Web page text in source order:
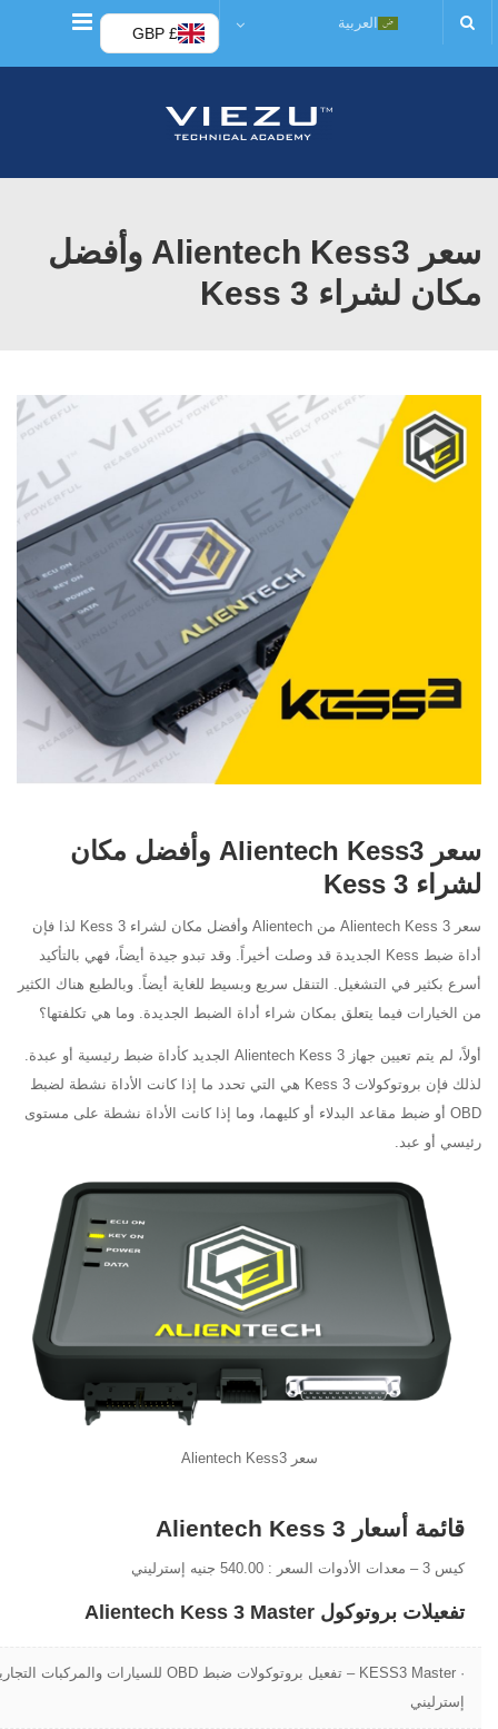
قائمة £ GBP
العربية
سعر Alientech Kess3 وأفضل
مكان لشراء Kess 3
سعر Alientech Kess3 وأفضل مكان
لشراء Kess 3
سعر Alientech Kess 3 من Alientech وأفضل مكان لشراء Kess 3 لذا فإن
أداة ضبط Kess الجديدة قد وصلت أخيراً. وقد تبدو جيدة أيضاً، فهي بالتأكيد
أسرع بكثير في التشغيل. التنقل سريع وبسيط للغاية أيضاً. وبالطبع هناك الكثير
من الخيارات فيما يتعلق بمكان شراء أداة الضبط الجديدة. وما هي تكلفتها؟
أولاً، لم يتم تعيين جهاز Alientech Kess 3 الجديد كأداة ضبط رئيسية أو عبدة.
لذلك فإن بروتوكولات Kess 3 هي التي تحدد ما إذا كانت الأداة نشطة لضبط
OBD أو ضبط مقاعد البدلاء أو كليهما، وما إذا كانت الأداة نشطة على مستوى
رئيسي أو عبد.
سعر Alientech Kess3
قائمة أسعار Alientech Kess 3
كيس 3 – معدات الأدوات السعر : 540.00 جنيه إسترليني
تفعيلات بروتوكول Alientech Kess 3 Master
إسترليني